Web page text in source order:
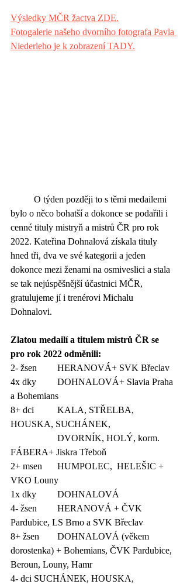
Výsledky MČR žactva ZDE.
Fotogalerie našeho dvorního fotografa Pavla
Niederleho je k zobrazení TADY.
bylo o něco bohatší a dokonce se podařili i
cenné tituly mistryň a mistrů ČR pro rok
2022. Kateřina Dohnalová získala tituly
hned tři, dva ve své kategorii a jeden
dokonce mezi ženami na osmiveslici a stala
se tak nejúspěšnější účastnici MČR,
gratulujeme jí i trenérovi Michalu
Dohnalovi.
Zlatou medailí a titulem mistrů ČR se
pro rok 2022 odměnili:
2- žsen 	HERANOVÁ+ SVK Břeclav
4x dky	DOHNALOVÁ+ Slavia Praha
a Bohemians
8+ dci	KALA, STŘELBA,
HOUSKA, SUCHÁNEK,
FÁBERA+ Jiskra Třeboň
2+ msen	HUMPOLEC,  HELEŠIC +
VKO Louny
1x dky	DOHNALOVÁ
4- žsen	HERANOVÁ + ČVK
Pardubice, LS Brno a SVK Břeclav
8+ žsen 	DOHNALOVÁ (věkem
dorostenka) + Bohemians, ČVK Pardubice,
Beroun, Louny, Hamr
4- dci	SUCHÁNEK, HOUSKA,